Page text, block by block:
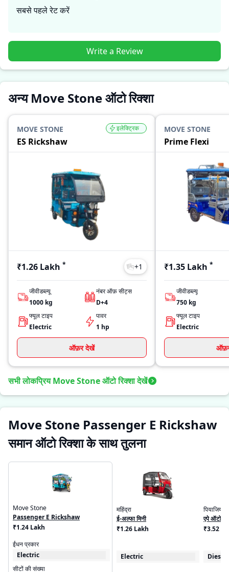
सबसे पहले रेट करें
Write a Review
अन्य Move Stone ऑटो रिक्शा
MOVE STONE
ES Rickshaw
इलेक्ट्रिक
₹1.26 Lakh * +1
जीवीडब्ल्यू
1000 kg
नंबर ऑफ़ सीट्स
D+4
फ्यूल टाइप
Electric
पावर
1 hp
ऑफ़र देखें
MOVE STONE
Prime Flexi
₹1.35 Lakh *
जीवीडब्ल्यू
750 kg
फ्यूल टाइप
Electric
सभी लोकप्रिय Move Stone ऑटो रिक्शा देखें
Move Stone Passenger E Rickshaw
समान ऑटो रिक्शा के साथ तुलना
Move Stone
Passenger E Rickshaw
₹1.24 Lakh
ईंधन प्रकार
Electric
सीटों की संख्या
महिंद्रा
ई-अल्फा मिनी
₹1.26 Lakh
Electric
पियाजियो
एपे ऑटो
₹3.52 -
Diesel